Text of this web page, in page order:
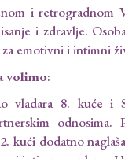
i retrogradnom
i zdravlje.
emotivni i intimni
volimo:
vladara 8. kuće i
kući dodatno